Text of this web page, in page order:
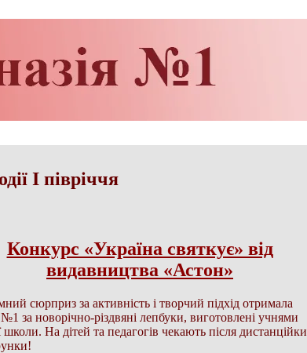
І півріччя
Конкурс «Україна святкує» від
видавництва «Астон»
сюрприз за активність і творчий підхід отримала
за новорічно-різдвяні лепбуки, виготовлені учнями
школи. На дітей та педагогів чекають після дистанційки